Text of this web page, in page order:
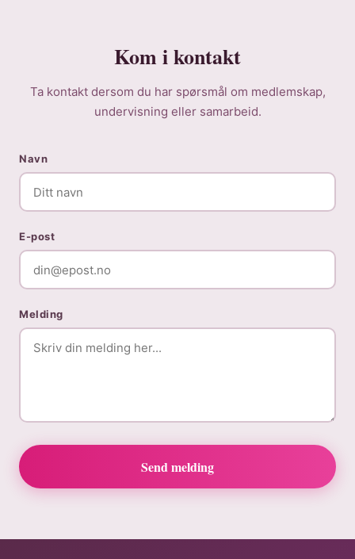
Kom i kontakt
Ta kontakt dersom du har spørsmål om medlemskap,
undervisning eller samarbeid.
Navn
E-post
Melding
Send melding